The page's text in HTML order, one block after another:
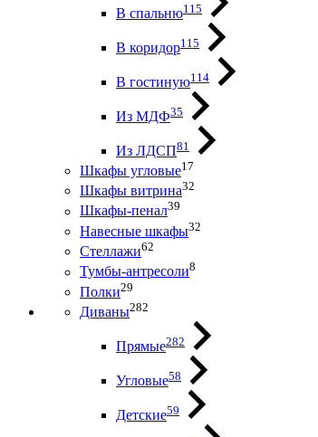
В спальню115
В коридор115
В гостиную114
Из МДФ35
Из ЛДСП81
Шкафы угловые17
Шкафы витрина32
Шкафы-пенал39
Навесные шкафы32
Стеллажи62
Тумбы-антресоли8
Полки29
Диваны282
Прямые282
Угловые58
Детские59